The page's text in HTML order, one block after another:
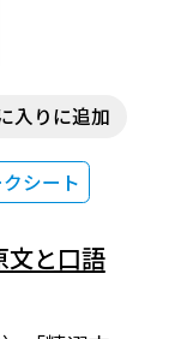
シート
入りに追加
と口語